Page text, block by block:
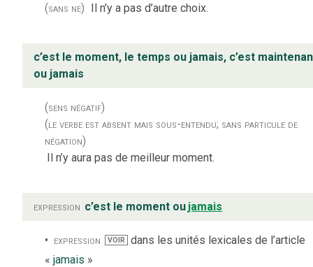
(sans ne) Il n’y a pas d’autre choix.
c’est le moment, le temps ou jamais, c’est
ou jamais
(sens négatif)
(le verbe est absent mais sous-entendu; sans particule de
négation)
Il n’y aura pas de meilleur moment.
expression c’est le moment ou jamais
expression VOIR
dans les unités lexicales de l’article
« jamais »